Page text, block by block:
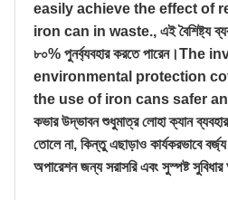
easily achieve the effect of
iron can in waste., এই বৈশিষ্ট্য
৮০% পুনর্ব্যবহার করতে পারেন।The
environmental protection
the use of iron cans safer and
কভার উদ্ভাবন শুধুমাত্র লোহা ক্যান
তোলে না, কিন্তু এছাড়াও কার্যকরভাবে বর্জ্য
অপারেশন জন্য সরাসরি এবং সুস্পষ্ট